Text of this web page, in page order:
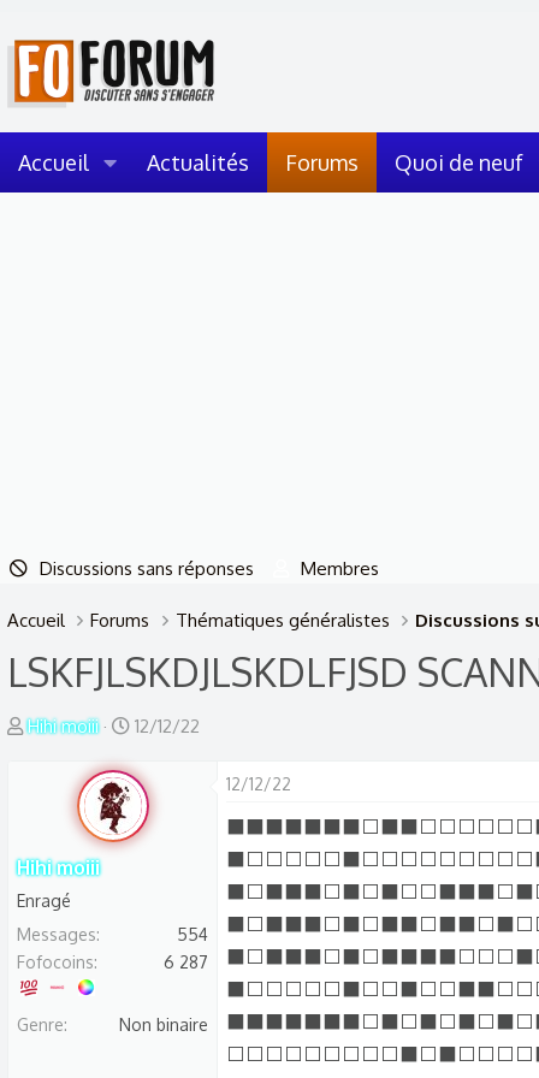
Accueil Actualités Forums Quoi de neuf
Discussions sans réponses Membres
Accueil Forums Thématiques généralistes Discussions
LSKFJLSKDJLSKDLFJSD
A
r
d
e
l
a
d
Hihi moiii
D
t
e
d
t
12/12/22
Hihi moiii
Enragé
Messages
554
Fofocoins
6 287
Genre Non binaire
12/12/22